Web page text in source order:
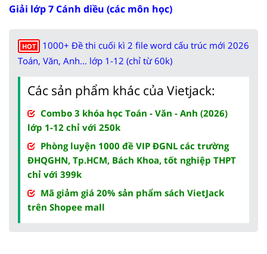
Giải lớp 7 Cánh diều (các môn học)
HOT
1000+ Đề thi cuối kì 2 file word cấu trúc mới 2026
Toán, Văn, Anh... lớp 1-12 (chỉ từ 60k)
Các sản phẩm khác của Vietjack:
Combo 3 khóa học Toán - Văn - Anh (2026)
lớp 1-12 chỉ với 250k
Phòng luyện 1000 đề VIP ĐGNL các trường
ĐHQGHN, Tp.HCM, Bách Khoa, tốt nghiệp THPT
chỉ với 399k
Mã giảm giá 20% sản phẩm sách VietJack
trên Shopee mall